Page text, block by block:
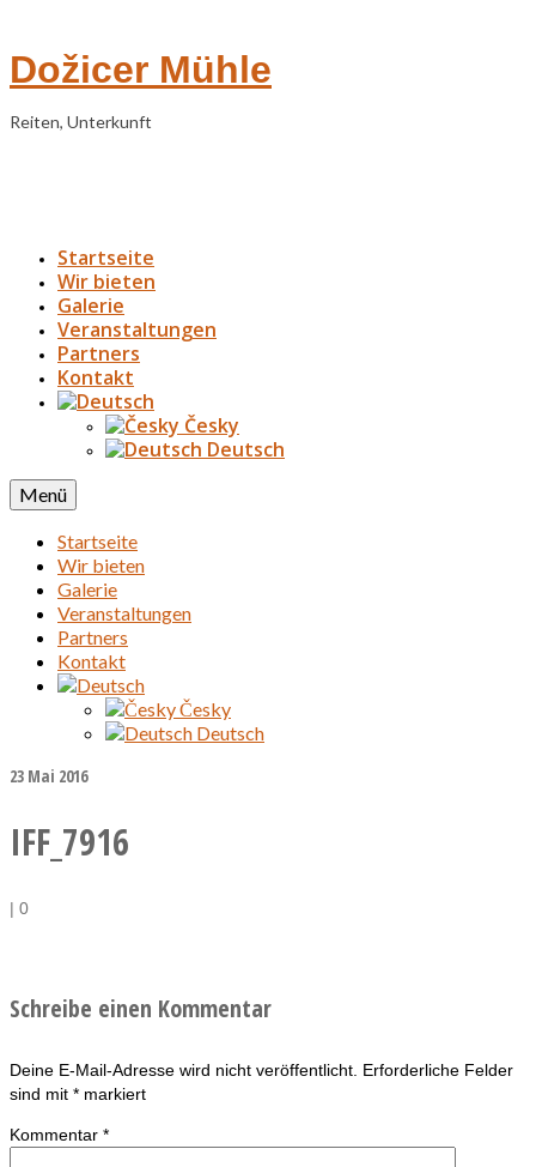
Dožicer Mühle
Reiten, Unterkunft
Startseite
Wir bieten
Galerie
Veranstaltungen
Partners
Kontakt
Česky
Deutsch
Menü
Startseite
Wir bieten
Galerie
Veranstaltungen
Partners
Kontakt
Česky
Deutsch
23 Mai 2016
IFF_7916
| 0
Schreibe einen Kommentar
Deine E-Mail-Adresse wird nicht veröffentlicht. Erforderliche Felder
sind mit * markiert
Kommentar *